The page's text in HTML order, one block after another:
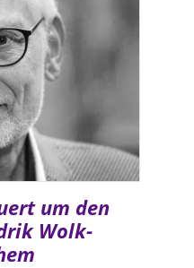
um den
Wolk-